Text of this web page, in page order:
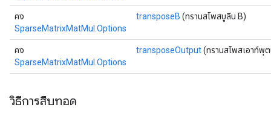
คง
SparseMatrixMatMul.Options
transposeB (ทรานสโพสบูลีน B)
คง
SparseMatrixMatMul.Options
transposeOutput(ทรานสโพสเอาท์พุ
วิธีการสืบทอด